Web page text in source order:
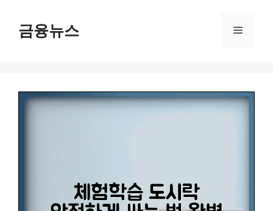
금융뉴스 메